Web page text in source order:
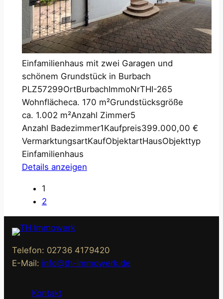
Einfamilienhaus mit zwei Garagen und
schönem Grundstück in Burbach
PLZ57299OrtBurbachImmoNrTHI-265
Wohnflächeca. 170 m²Grundstücksgröße
ca. 1.002 m²Anzahl Zimmer5
Anzahl Badezimmer1Kaufpreis399.000,00 €
VermarktungsartKaufObjektartHausObjekttyp
Einfamilienhaus
Details anzeigen
1
2
Telefon: 02736 4179420
E-Mail: info@th-immowerk.de
Kontakt